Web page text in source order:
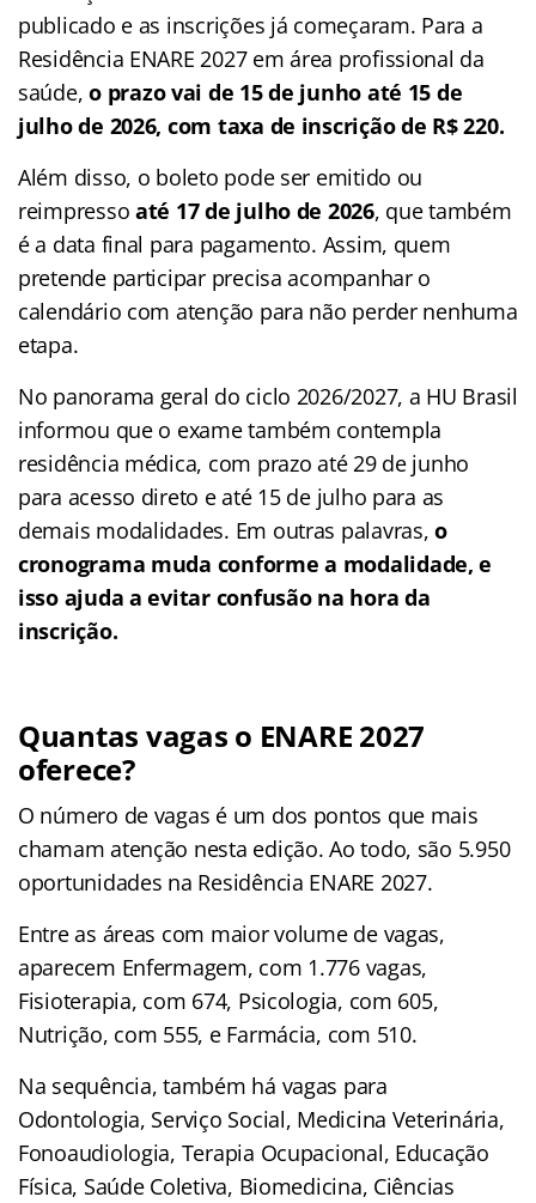
publicado e as inscrições já começaram. Para a
Residência ENARE 2027 em área profissional da
saúde,o prazo vai de 15 de junho até 15 de
julho de 2026, com taxa de inscrição de R$ 220.
Além disso, o boleto pode ser emitido ou
reimpressoaté 17 de julho de 2026, que também
é a data final para pagamento. Assim, quem
pretende participar precisa acompanhar o
calendário com atenção para não perder nenhuma
etapa.
No panorama geral do ciclo 2026/2027, a HU Brasil
informou que o exame também contempla
residência médica, com prazo até 29 de junho
para acesso direto e até 15 de julho para as
demais modalidades. Em outras palavras,o
cronograma muda conforme a modalidade, e
isso ajuda a evitar confusão na hora da
inscrição.
Quantas vagas o ENARE 2027
oferece?
O número de vagas é um dos pontos que mais
chamam atenção nesta edição. Ao todo, são 5.950
oportunidades na Residência ENARE 2027.
Entre as áreas com maior volume de vagas,
aparecem Enfermagem, com 1.776 vagas,
Fisioterapia, com 674, Psicologia, com 605,
Nutrição, com 555, e Farmácia, com 510.
Na sequência, também há vagas para
Odontologia, Serviço Social, Medicina Veterinária,
Fonoaudiologia, Terapia Ocupacional, Educação
Física, Saúde Coletiva, Biomedicina, Ciências